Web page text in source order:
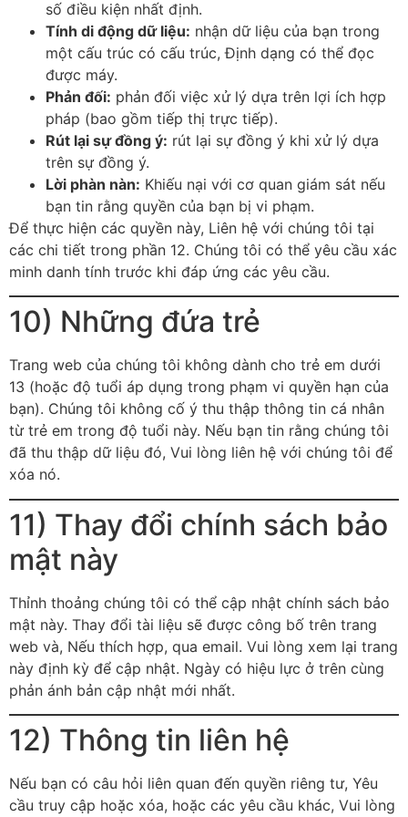
số điều kiện nhất định.
Tính di động dữ liệu: nhận dữ liệu của bạn trong
một cấu trúc có cấu trúc, Định dạng có thể đọc
được máy.
Phản đối: phản đối việc xử lý dựa trên lợi ích hợp
pháp (bao gồm tiếp thị trực tiếp).
Rút lại sự đồng ý: rút lại sự đồng ý khi xử lý dựa
trên sự đồng ý.
Lời phàn nàn: Khiếu nại với cơ quan giám sát nếu
bạn tin rằng quyền của bạn bị vi phạm.
Để thực hiện các quyền này, Liên hệ với chúng tôi tại
các chi tiết trong phần 12. Chúng tôi có thể yêu cầu xác
minh danh tính trước khi đáp ứng các yêu cầu.
10) Những đứa trẻ
Trang web của chúng tôi không dành cho trẻ em dưới
13 (hoặc độ tuổi áp dụng trong phạm vi quyền hạn của
bạn). Chúng tôi không cố ý thu thập thông tin cá nhân
từ trẻ em trong độ tuổi này. Nếu bạn tin rằng chúng tôi
đã thu thập dữ liệu đó, Vui lòng liên hệ với chúng tôi để
xóa nó.
11) Thay đổi chính sách bảo
mật này
Thỉnh thoảng chúng tôi có thể cập nhật chính sách bảo
mật này. Thay đổi tài liệu sẽ được công bố trên trang
web và, Nếu thích hợp, qua email. Vui lòng xem lại trang
này định kỳ để cập nhật. Ngày có hiệu lực ở trên cùng
phản ánh bản cập nhật mới nhất.
12) Thông tin liên hệ
Nếu bạn có câu hỏi liên quan đến quyền riêng tư, Yêu
cầu truy cập hoặc xóa, hoặc các yêu cầu khác, Vui lòng